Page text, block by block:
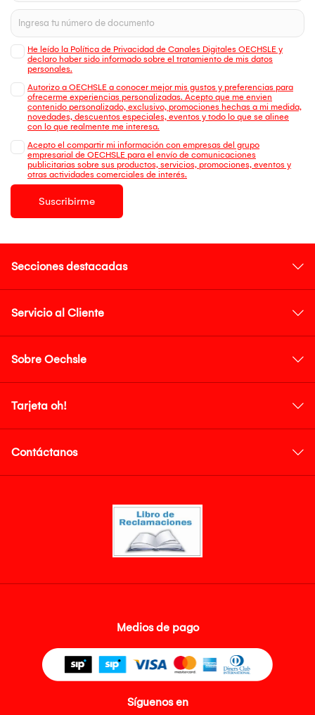
He leído la Política de Privacidad de Canales Digitales OECHSLE y
declaro haber sido informado sobre el tratamiento de mis datos
personales.
Autorizo a OECHSLE a conocer mejor mis gustos y preferencias para
ofrecerme experiencias personalizadas. Acepto que me envien
contenido personalizado, exclusivo, promociones hechas a mi medida,
novedades, descuentos especiales, eventos y todo lo que se alinee
con lo que realmente me interesa.
Acepto el compartir mi información con empresas del grupo
empresarial de OECHSLE para el envío de comunicaciones
publicitarias sobre sus productos, servicios, promociones, eventos y
otras actividades comerciales de interés.
Suscribirme
Secciones destacadas
Servicio al Cliente
Sobre Oechsle
Tarjeta oh!
Contáctanos
Medios de pago
Síguenos en